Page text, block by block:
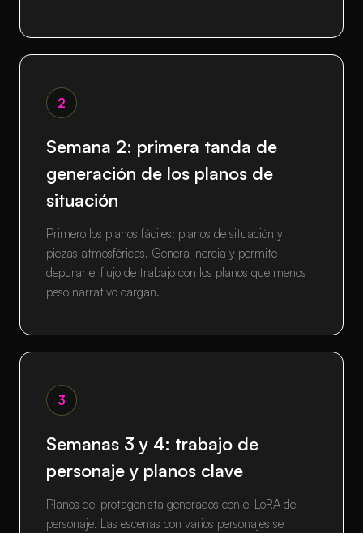
2
Semana 2: primera tanda de
generación de los planos de
situación
Primero los planos fáciles: planos de situación y
piezas atmosféricas. Genera inercia y permite
depurar el flujo de trabajo con los planos que menos
peso narrativo cargan.
3
Semanas 3 y 4: trabajo de
personaje y planos clave
Planos del protagonista generados con el LoRA de
personaje. Las escenas con varios personajes se